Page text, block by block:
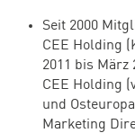
Seit 2000
CEE Holding
2011 bis
CEE Holding
und
Marketing